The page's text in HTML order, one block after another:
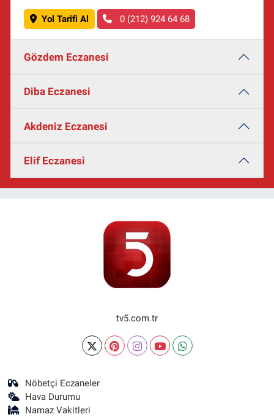
Yol Tarifi Al 0 (212) 924 64 68
Gözdem Eczanesi
Diba Eczanesi
Akdeniz Eczanesi
Elif Eczanesi
tv5.com.tr
Nöbetçi Eczaneler
Hava Durumu
Namaz Vakitleri